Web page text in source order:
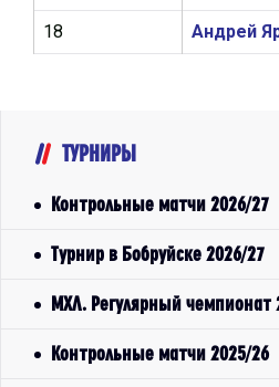
Андрей
18
ТУРНИРЫ
Контрольные матчи 2026/27
Турнир в Бобруйске 2026/27
МХЛ. Регулярный чемпионат
Контрольные матчи 2025/26